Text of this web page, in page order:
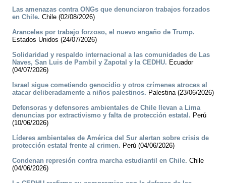
Las amenazas contra ONGs que denunciaron trabajos forzados
en Chile. Chile (02/08/2026)
Aranceles por trabajo forzoso, el nuevo engaño de Trump.
Estados Unidos (24/07/2026)
Solidaridad y respaldo internacional a las comunidades de Las
Naves, San Luis de Pambil y Zapotal y la CEDHU. Ecuador
(04/07/2026)
Israel sigue cometiendo genocidio y otros crímenes atroces al
atacar deliberadamente a niños palestinos. Palestina (23/06/2026)
Defensoras y defensores ambientales de Chile llevan a Lima
denuncias por extractivismo y falta de protección estatal. Perú
(10/06/2026)
Líderes ambientales de América del Sur alertan sobre crisis de
protección estatal frente al crimen. Perú (04/06/2026)
Condenan represión contra marcha estudiantil en Chile. Chile
(04/06/2026)